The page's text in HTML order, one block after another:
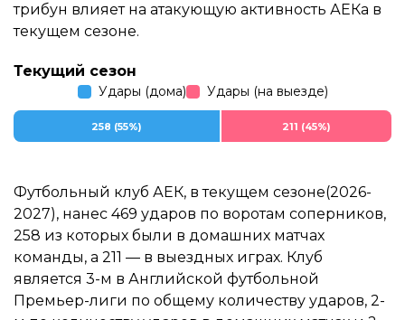
трибун влияет на атакующую активность АЕКа в
текущем сезоне.
Текущий сезон
Удары (дома) Удары (на выезде)
258 (55%) 211 (45%)
Футбольный клуб АЕК, в текущем сезоне(2026-
2027), нанес 469 ударов по воротам соперников,
258 из которых были в домашних матчах
команды, а 211 — в выездных играх. Клуб
является 3-м в Английской футбольной
Премьер-лиги по общему количеству ударов, 2-